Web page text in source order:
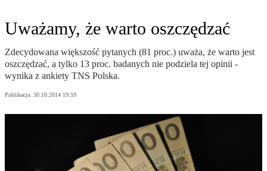
Uważamy, że warto oszczędzać
Zdecydowana większość pytanych (81 proc.) uważa, że warto jest
oszczędzać, a tylko 13 proc. badanych nie podziela tej opinii -
wynika z ankiety TNS Polska.
Publikacja: 30.10.2014 19:59